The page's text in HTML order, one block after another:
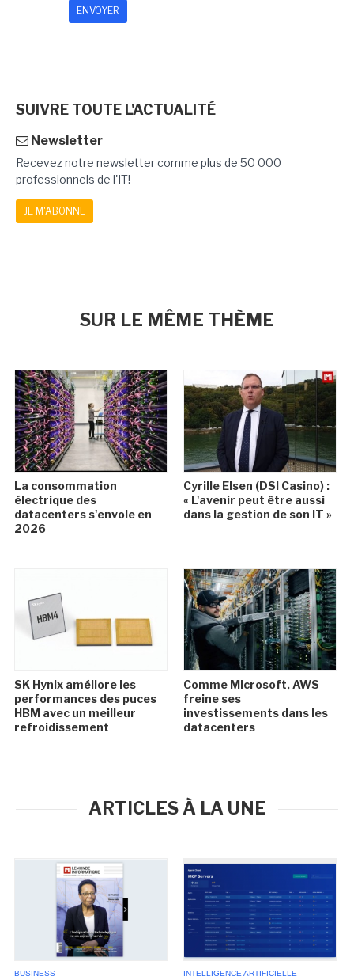
SUIVRE TOUTE L'ACTUALITÉ
Newsletter
Recevez notre newsletter comme plus de 50 000
professionnels de l'IT!
JE M'ABONNE
SUR LE MÊME THÈME
La consommation
électrique des
datacenters s'envole en
2026
Cyrille Elsen (DSI Casino) :
« L'avenir peut être aussi
dans la gestion de son IT »
SK Hynix améliore les
performances des puces
HBM avec un meilleur
refroidissement
Comme Microsoft, AWS
freine ses
investissements dans les
datacenters
ARTICLES À LA UNE
BUSINESS INTELLIGENCE ARTIFICIELLE